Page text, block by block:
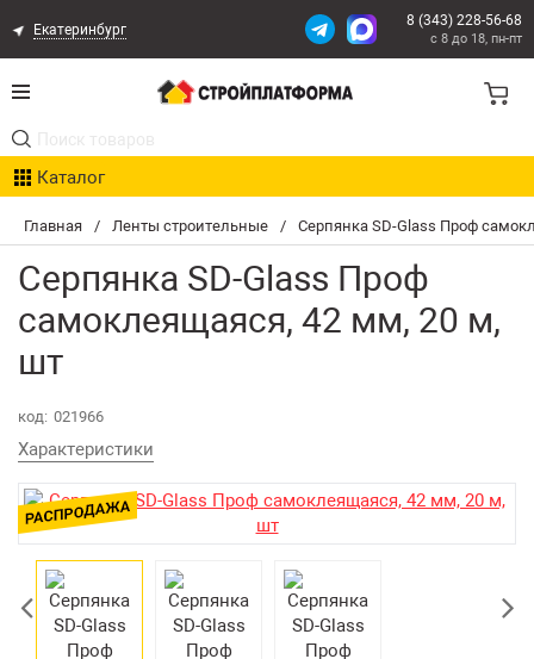
Главная / Ленты строительные / Серпянка SD-Glass Проф
Серпянка SD-Glass Проф
самоклеящаяся, 42 мм, 20 м,
шт
код: 021966
Характеристики
Екатеринбург
8 (343) 228-56-68
с 8 до 18, пн-пт
Каталог
Акции
Расчет доставки
Организациям
Опыт поставок
Статьи
Контакты
Возврат товара
Екатеринбург